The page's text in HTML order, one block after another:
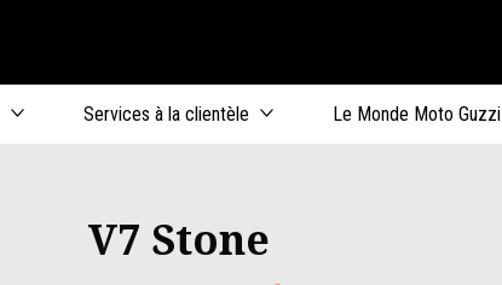
Services à la clientèle Le Monde Moto Guzzi
V7 Stone